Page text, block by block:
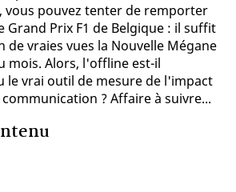
vous pouvez tenter de remporter
Grand Prix F1 de Belgique : il suffit
de vraies vues la Nouvelle Mégane
mois. Alors, l'offline est-il
le vrai outil de mesure de l'impact
? Affaire à suivre...